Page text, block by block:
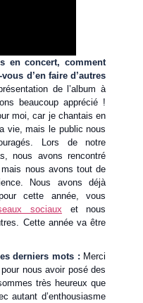
en concert, comment
d’en faire d’autres
de l’album à
beaucoup apprécié !
moi, car je chantais en
vie, mais le public nous
Lors de notre
nous avons rencontré
nous avons tout de
Nous avons déjà
cette année, vous
sociaux et nous
Cette année va être
derniers mots : Merci
nous avoir posé des
très heureux que
autant d’enthousiasme